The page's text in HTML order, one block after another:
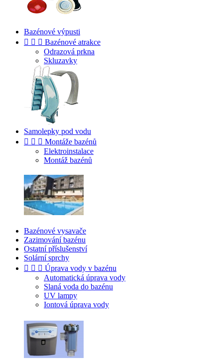
Bazénové výpusti
   Bazénové atrakce
Odrazová prkna
Skluzavky
Samolepky pod vodu
   Montáže bazénů
Elektroinstalace
Montáž bazénů
Bazénové vysavače
Zazimování bazénu
Ostatní příslušenství
Solární sprchy
   Úprava vody v bazénu
Automatická úprava vody
Slaná voda do bazénu
UV lampy
Iontová úprava vody